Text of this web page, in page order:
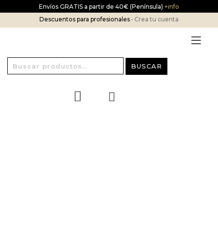
al
contenido
Envíos GRATIS a partir de 40€ (Península) +info
Descuentos para profesionales · Crea tu cuenta
Buscar
por:
BUSCAR